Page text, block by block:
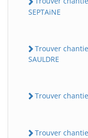
SEPTAiNE
Trouver
SAULDRE
Trouver
Trouver